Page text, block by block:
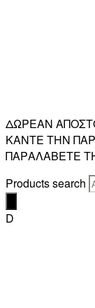
ΔΩΡΕΑΝ
ΚΑΝΤΕ ΤΗΝ
ΠΑΡΑΛΑΒΕΤΕ
Products search
D